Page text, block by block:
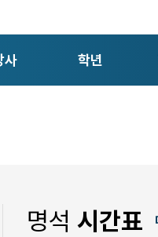
사 학년
명석 시간표